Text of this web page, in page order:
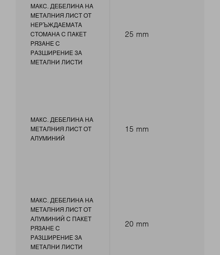
МАКС. ДЕБЕЛИНА НА
МЕТАЛНИЯ ЛИСТ ОТ
НЕРЪЖДАЕМАТА
СТОМАНА С ПАКЕТ
РЯЗАНЕ С
РАЗШИРЕНИЕ ЗА
МЕТАЛНИ ЛИСТИ
МАКС. ДЕБЕЛИНА НА
МЕТАЛНИЯ ЛИСТ ОТ
АЛУМИНИЙ
МАКС. ДЕБЕЛИНА НА
МЕТАЛНИЯ ЛИСТ ОТ
АЛУМИНИЙ С ПАКЕТ
РЯЗАНЕ С
РАЗШИРЕНИЕ ЗА
МЕТАЛНИ ЛИСТИ
25 mm
15 mm
20 mm